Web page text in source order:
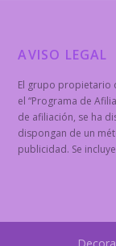
AVISO LEGAL
El grupo propietario
el “Programa de
de afiliación, se ha
dispongan de un
publicidad. Se